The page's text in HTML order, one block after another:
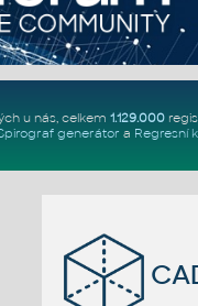
u nás, celkem 1.129.000
generátor a Regresní